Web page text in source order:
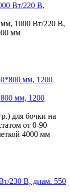
Вт/220 В,
мм, 1000 Вт/220 В,
мм
мм, 1200
для бочки на
от 0-90
4000 мм